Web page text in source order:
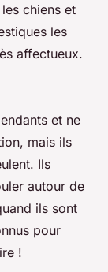
chiens et
les
affectueux.
et ne
mais ils
Ils
autour de
ils sont
pour
!